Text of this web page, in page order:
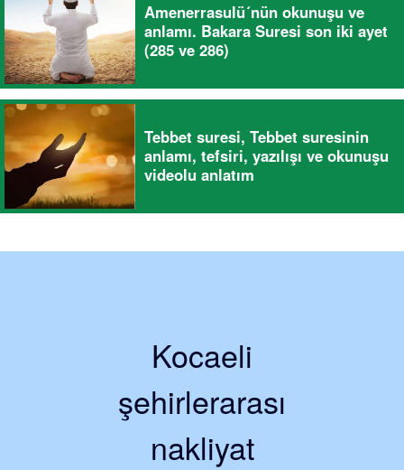
Amenerrasulü´nün okunuşu ve
anlamı. Bakara Suresi son iki ayet
(285 ve 286)
Tebbet suresi, Tebbet suresinin
anlamı, tefsiri, yazılışı ve okunuşu
videolu anlatım
Kocaeli
şehirlerarası
nakliyat